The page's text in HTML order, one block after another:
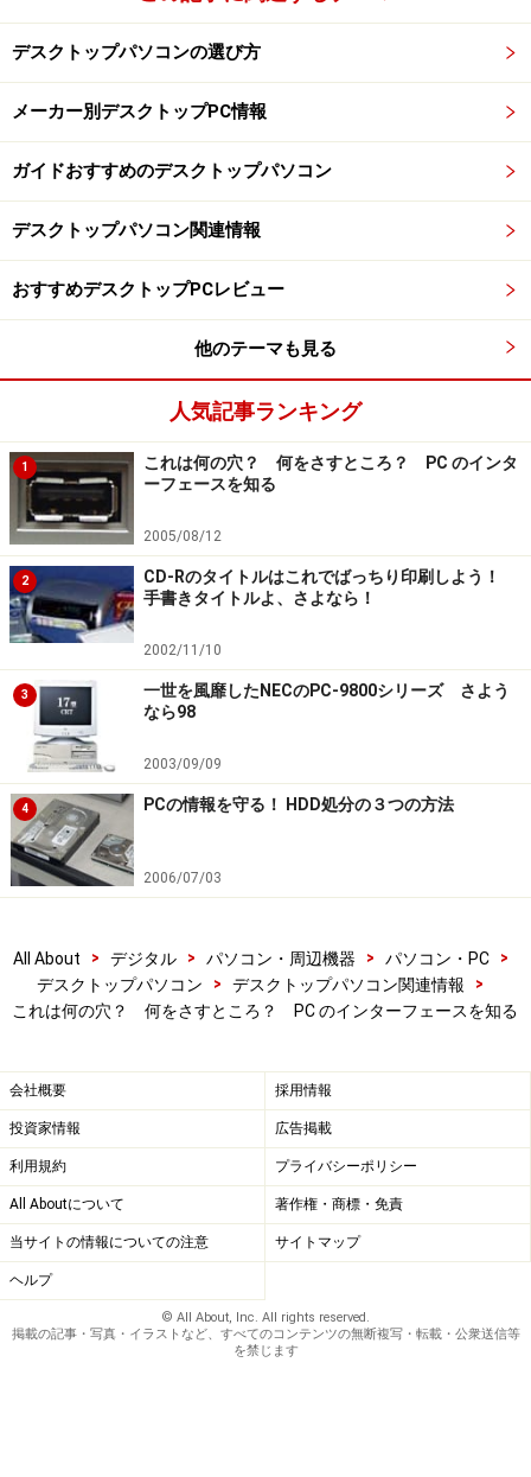
デスクトップパソコンの選び方
メーカー別デスクトップPC情報
ガイドおすすめのデスクトップパソコン
デスクトップパソコン関連情報
おすすめデスクトップPCレビュー
他のテーマも見る
人気記事ランキング
1
これは何の穴？ 何をさすところ？ PC のインタ
ーフェースを知る
2005/08/12
2
CD-Rのタイトルはこれでばっちり印刷しよう！
手書きタイトルよ、さよなら！
2002/11/10
3
一世を風靡したNECのPC-9800シリーズ さよう
なら98
2003/09/09
4 PCの情報を守る！ HDD処分の３つの方法
2006/07/03
All About > デジタル > パソコン・周辺機器 > パソコン・PC
>
デスクトップパソコン
> デスクトップパソコン関連情報
>
これは何の穴？ 何をさすところ？ PC のインターフェースを知る
会社概要 採用情報
投資家情報 広告掲載
利用規約 プライバシーポリシー
All Aboutについて 著作権・商標・免責
当サイトの情報についての注意 サイトマップ
ヘルプ
© All About, Inc. All rights reserved.
掲載の記事・写真・イラストなど、すべてのコンテンツの無断複写・転載・公衆送信等
を禁じます